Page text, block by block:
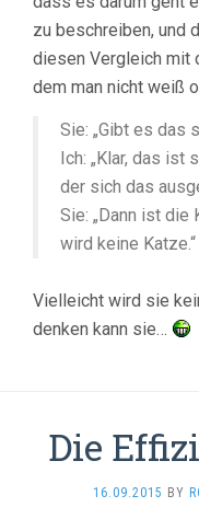
zu beschreiben, und
diesen Vergleich mit
dem man nicht weiß
Sie: „Gibt es das
Ich: „Klar, das ist
der sich das
Sie: „Dann ist die
wird keine Katze.“
Vielleicht wird sie
denken kann sie…
Die
16.09.2015 BY